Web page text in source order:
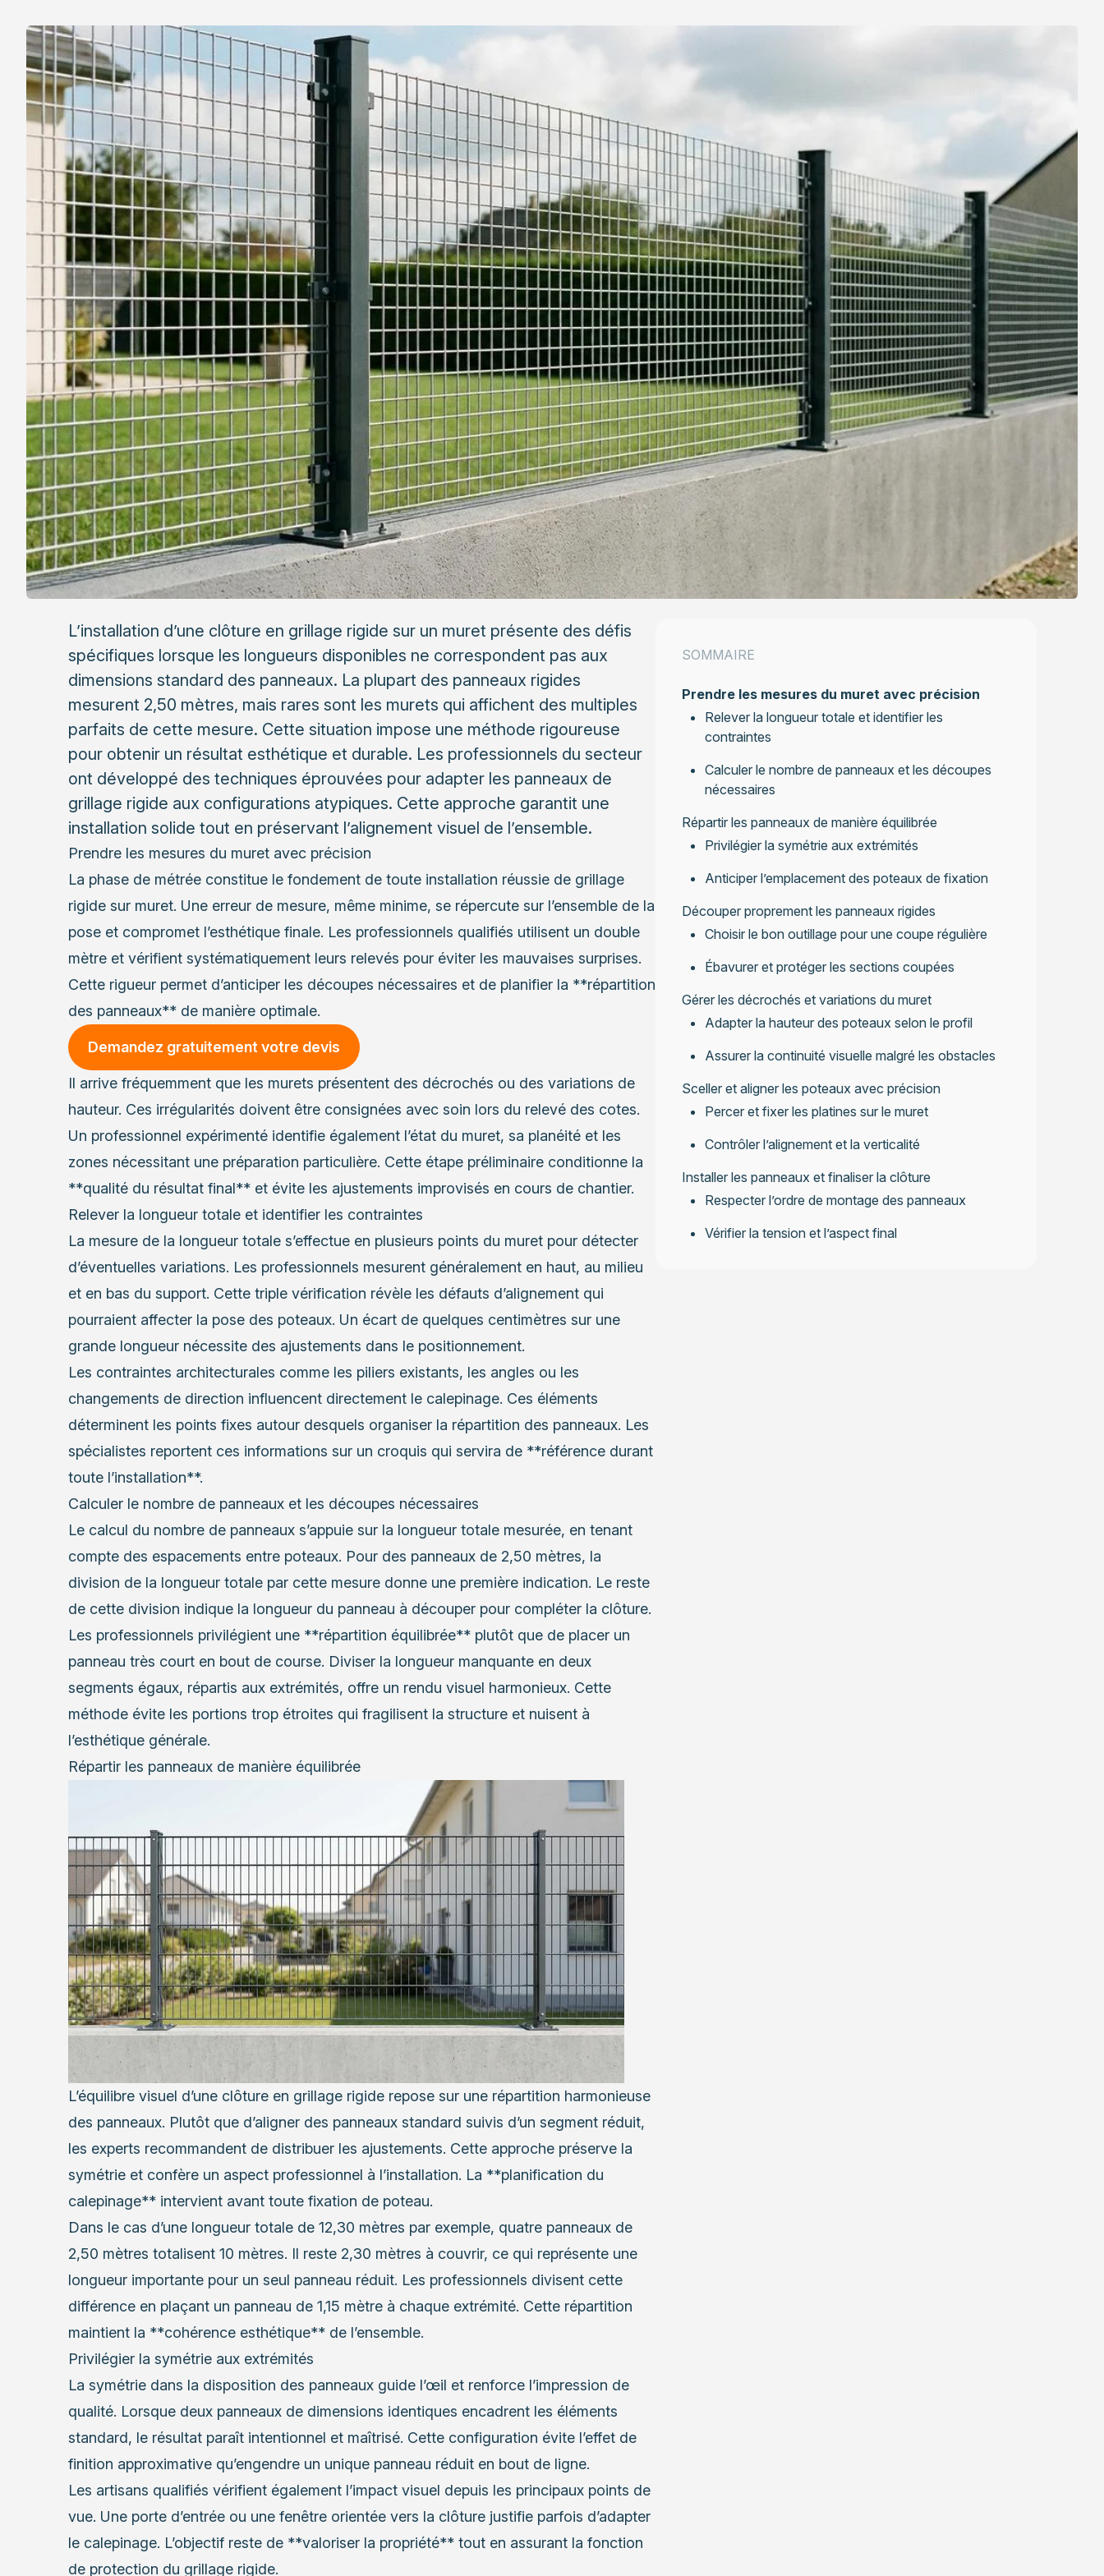
L’installation d’une clôture en grillage rigide sur un muret présente des défis
spécifiques lorsque les longueurs disponibles ne correspondent pas aux
dimensions standard des panneaux. La plupart des panneaux rigides
mesurent 2,50 mètres, mais rares sont les murets qui affichent des multiples
parfaits de cette mesure. Cette situation impose une méthode rigoureuse
pour obtenir un résultat esthétique et durable. Les professionnels du secteur
ont développé des techniques éprouvées pour adapter les panneaux de
grillage rigide aux configurations atypiques. Cette approche garantit une
installation solide tout en préservant l’alignement visuel de l’ensemble.
Prendre les mesures du muret avec précision
La phase de métrée constitue le fondement de toute installation réussie de grillage
rigide sur muret. Une erreur de mesure, même minime, se répercute sur l’ensemble de la
pose et compromet l’esthétique finale. Les professionnels qualifiés utilisent un double
mètre et vérifient systématiquement leurs relevés pour éviter les mauvaises surprises.
Cette rigueur permet d’anticiper les découpes nécessaires et de planifier la **répartition
des panneaux** de manière optimale.
Demandez gratuitement votre devis
Il arrive fréquemment que les murets présentent des décrochés ou des variations de
hauteur. Ces irrégularités doivent être consignées avec soin lors du relevé des cotes.
Un professionnel expérimenté identifie également l’état du muret, sa planéité et les
zones nécessitant une préparation particulière. Cette étape préliminaire conditionne la
**qualité du résultat final** et évite les ajustements improvisés en cours de chantier.
Relever la longueur totale et identifier les contraintes
La mesure de la longueur totale s’effectue en plusieurs points du muret pour détecter
d’éventuelles variations. Les professionnels mesurent généralement en haut, au milieu
et en bas du support. Cette triple vérification révèle les défauts d’alignement qui
pourraient affecter la pose des poteaux. Un écart de quelques centimètres sur une
grande longueur nécessite des ajustements dans le positionnement.
Les contraintes architecturales comme les piliers existants, les angles ou les
changements de direction influencent directement le calepinage. Ces éléments
déterminent les points fixes autour desquels organiser la répartition des panneaux. Les
spécialistes reportent ces informations sur un croquis qui servira de **référence durant
toute l’installation**.
Calculer le nombre de panneaux et les découpes nécessaires
Le calcul du nombre de panneaux s’appuie sur la longueur totale mesurée, en tenant
compte des espacements entre poteaux. Pour des panneaux de 2,50 mètres, la
division de la longueur totale par cette mesure donne une première indication. Le reste
de cette division indique la longueur du panneau à découper pour compléter la clôture.
Les professionnels privilégient une **répartition équilibrée** plutôt que de placer un
panneau très court en bout de course. Diviser la longueur manquante en deux
segments égaux, répartis aux extrémités, offre un rendu visuel harmonieux. Cette
méthode évite les portions trop étroites qui fragilisent la structure et nuisent à
l’esthétique générale.
Répartir les panneaux de manière équilibrée
L’équilibre visuel d’une clôture en grillage rigide repose sur une répartition harmonieuse
des panneaux. Plutôt que d’aligner des panneaux standard suivis d’un segment réduit,
les experts recommandent de distribuer les ajustements. Cette approche préserve la
symétrie et confère un aspect professionnel à l’installation. La **planification du
calepinage** intervient avant toute fixation de poteau.
Dans le cas d’une longueur totale de 12,30 mètres par exemple, quatre panneaux de
2,50 mètres totalisent 10 mètres. Il reste 2,30 mètres à couvrir, ce qui représente une
longueur importante pour un seul panneau réduit. Les professionnels divisent cette
différence en plaçant un panneau de 1,15 mètre à chaque extrémité. Cette répartition
maintient la **cohérence esthétique** de l’ensemble.
Privilégier la symétrie aux extrémités
La symétrie dans la disposition des panneaux guide l’œil et renforce l’impression de
qualité. Lorsque deux panneaux de dimensions identiques encadrent les éléments
standard, le résultat paraît intentionnel et maîtrisé. Cette configuration évite l’effet de
finition approximative qu’engendre un unique panneau réduit en bout de ligne.
Les artisans qualifiés vérifient également l’impact visuel depuis les principaux points de
vue. Une porte d’entrée ou une fenêtre orientée vers la clôture justifie parfois d’adapter
le calepinage. L’objectif reste de **valoriser la propriété** tout en assurant la fonction
de protection du grillage rigide.
SOMMAIRE
Prendre les mesures du muret avec précision
Relever la longueur totale et identifier les
contraintes
Calculer le nombre de panneaux et les découpes
nécessaires
Répartir les panneaux de manière équilibrée
Privilégier la symétrie aux extrémités
Anticiper l’emplacement des poteaux de fixation
Découper proprement les panneaux rigides
Choisir le bon outillage pour une coupe régulière
Ébavurer et protéger les sections coupées
Gérer les décrochés et variations du muret
Adapter la hauteur des poteaux selon le profil
Assurer la continuité visuelle malgré les obstacles
Sceller et aligner les poteaux avec précision
Percer et fixer les platines sur le muret
Contrôler l’alignement et la verticalité
Installer les panneaux et finaliser la clôture
Respecter l’ordre de montage des panneaux
Vérifier la tension et l’aspect final